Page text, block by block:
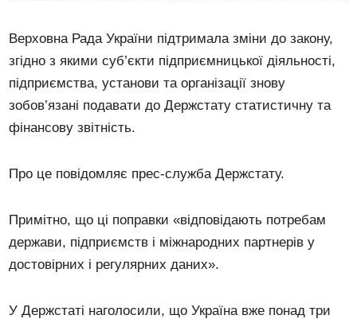
Верховна Рада України підтримала зміни до закону,
згідно з якими суб’єкти підприємницької діяльності,
підприємства, установи та організації знову
зобов’язані подавати до Держстату статистичну та
фінансову звітність.
Про це повідомляє прес-служба Держстату.
Примітно, що ці поправки «відповідають потребам
держави, підприємств і міжнародних партнерів у
достовірних і регулярних даних».
У Держстаті наголосили, що Україна вже понад три